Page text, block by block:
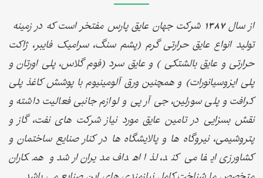
از سال 1387 شرکت جهان عایق پارس مفتخر است که در زمینه
تولید انواع عایق حرارتی گرم (پشم سنگ، سرامیک فایبر، ژاکت
حرارتی و عایق بالشتکی ) و عایق سرد (فوم گلاس، پلی اورتان و
پلی ایزوسیانورات) و همچنین ورق آلومینیوم با پوشش کاغذ پلی
کرافت و پلی سورلین، جی آر پی و لوازم جانبی فعالیت داشته و
نقش بسزایی در تامین عایق مورد نیاز شرکت های نفت، گاز و
پتروشیمی، نیروگاه ها و پالایشگاه ها در کنار صنایع ساختمان و
کشاورزی ایفا می کند، لذا اهداف مدیران ارشد و همکاران